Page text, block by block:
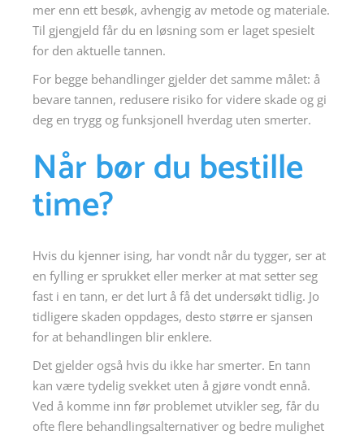
mer enn ett besøk, avhengig av metode og materiale.
Til gjengjeld får du en løsning som er laget spesielt
for den aktuelle tannen.
For begge behandlinger gjelder det samme målet: å
bevare tannen, redusere risiko for videre skade og gi
deg en trygg og funksjonell hverdag uten smerter.
Når bør du bestille
time?
Hvis du kjenner ising, har vondt når du tygger, ser at
en fylling er sprukket eller merker at mat setter seg
fast i en tann, er det lurt å få det undersøkt tidlig. Jo
tidligere skaden oppdages, desto større er sjansen
for at behandlingen blir enklere.
Det gjelder også hvis du ikke har smerter. En tann
kan være tydelig svekket uten å gjøre vondt ennå.
Ved å komme inn før problemet utvikler seg, får du
ofte flere behandlingsalternativer og bedre mulighet